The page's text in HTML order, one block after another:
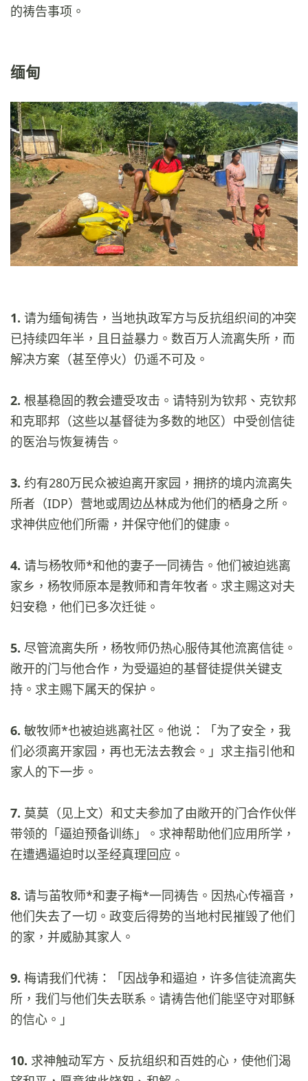
的祷告事项。
缅甸
1. 请为缅甸祷告，当地执政军方与反抗组织间的冲突
已持续四年半，且日益暴力。数百万人流离失所，而
解决方案（甚至停火）仍遥不可及。
2. 根基稳固的教会遭受攻击。请特别为钦邦、克钦邦
和克耶邦（这些以基督徒为多数的地区）中受创信徒
的医治与恢复祷告。
3. 约有280万民众被迫离开家园，拥挤的境内流离失
所者（IDP）营地或周边丛林成为他们的栖身之所。
求神供应他们所需，并保守他们的健康。
4. 请与杨牧师*和他的妻子一同祷告。他们被迫逃离
家乡，杨牧师原本是教师和青年牧者。求主赐这对夫
妇安稳，他们已多次迁徙。
5. 尽管流离失所，杨牧师仍热心服侍其他流离信徒。
敞开的门与他合作，为受逼迫的基督徒提供关键支
持。求主赐下属天的保护。
6. 敏牧师*也被迫逃离社区。他说：「为了安全，我
们必须离开家园，再也无法去教会。」求主指引他和
家人的下一步。
7. 莫莫（见上文）和丈夫参加了由敞开的门合作伙伴
带领的「逼迫预备训练」。求神帮助他们应用所学，
在遭遇逼迫时以圣经真理回应。
8. 请与苖牧师*和妻子梅*一同祷告。因热心传福音，
他们失去了一切。政变后得势的当地村民摧毁了他们
的家，并威胁其家人。
9. 梅请我们代祷：「因战争和逼迫，许多信徒流离失
所，我们与他们失去联系。请祷告他们能坚守对耶稣
的信心。」
10. 求神触动军方、反抗组织和百姓的心，使他们渴